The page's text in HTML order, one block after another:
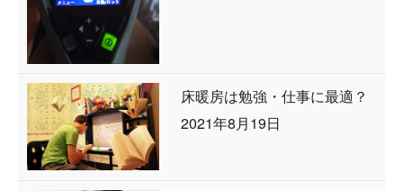
床暖房は勉強・仕事に最適？
2021年8月19日